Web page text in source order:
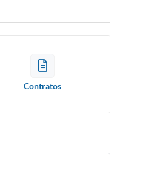
Contratos